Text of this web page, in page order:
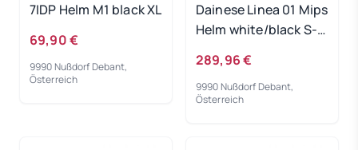
7IDP Helm M1 black XL
69,90 €
9990 Nußdorf Debant,
Österreich
Dainese Linea 01 Mips
Helm white/black S-
289,96 €
9990 Nußdorf Debant,
Österreich